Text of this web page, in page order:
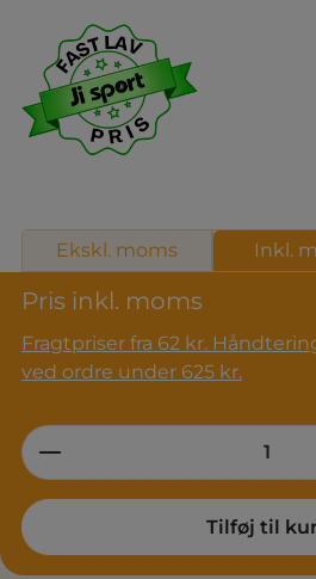
Pris inkl. moms
Fragtpriser fra 62 kr. Håndteringsgebyr på 30 kr.
ved ordre under 625 kr.
Ekskl. moms Inkl.
Product Quantity:
Tilføj til